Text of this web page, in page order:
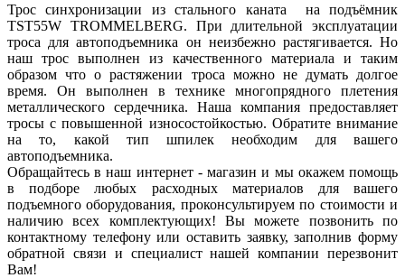
Трос синхронизации из стального каната на подъёмник
TST55W TROMMELBERG. При длительной эксплуатации
троса для автоподъемника он неизбежно растягивается. Но
наш трос выполнен из качественного материала и таким
образом что о растяжении троса можно не думать долгое
время. Он выполнен в технике многопрядного плетения
металлического сердечника. Наша компания предоставляет
тросы с повышенной износостойкостью. Обратите внимание
на то, какой тип шпилек необходим для вашего
автоподъемника.
Обращайтесь в наш интернет - магазин и мы окажем помощь
в подборе любых расходных материалов для вашего
подъемного оборудования, проконсультируем по стоимости и
наличию всех комплектующих! Вы можете позвонить по
контактному телефону или оставить заявку, заполнив форму
обратной связи и специалист нашей компании перезвонит
Вам!